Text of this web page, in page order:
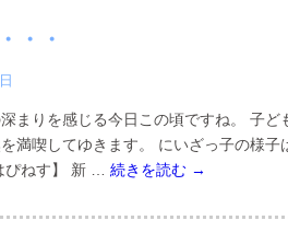
・・
深まりを感じる今日この頃ですね。 子
満喫してゆきます。 にいざっ子の様
ねす】 新 … 続きを読む →